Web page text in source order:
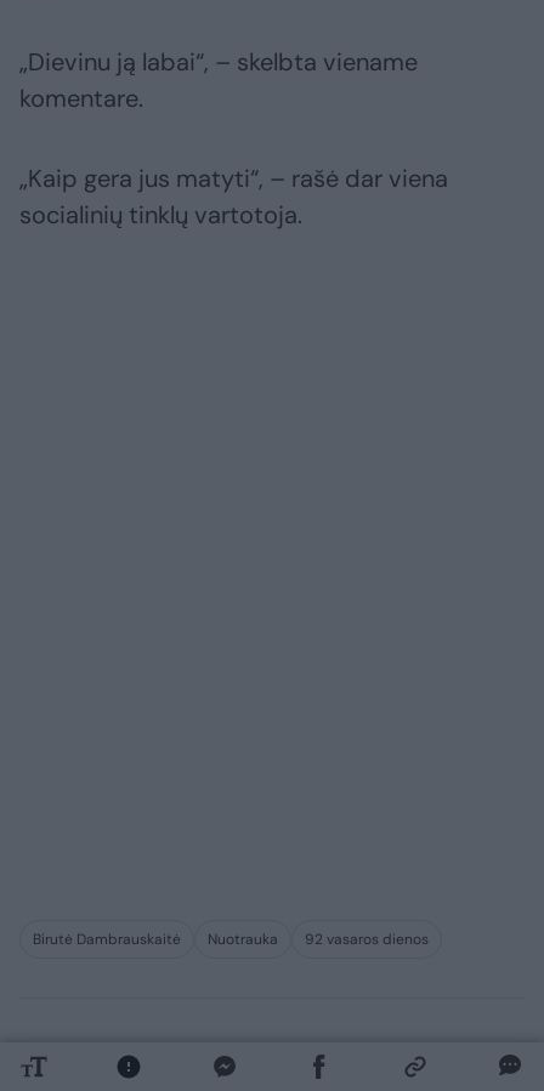
„Dievinu ją labai“, – skelbta viename
komentare.
„Kaip gera jus matyti“, – rašė dar viena
socialinių tinklų vartotoja.
Birutė Dambrauskaitė Nuotrauka 92 vasaros dienos
Komentuoti po šiuo straipsniu